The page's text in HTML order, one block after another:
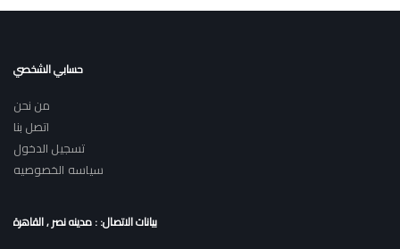
حسابي الشخصي
من نحن
اتصل بنا
تسجيل الدخول
سياسه الخصوصيه
بيانات الاتصال: : مدينه نصر , القاهرة